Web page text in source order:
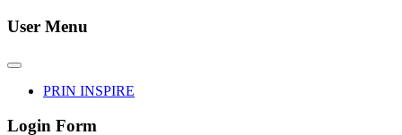
User Menu
PRIN INSPIRE
Login Form